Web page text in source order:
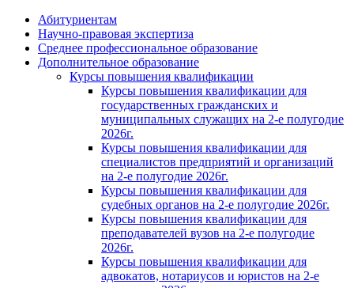
Абитуриентам
Научно-правовая экспертиза
Cреднее профессиональное образование
Дополнительное образование
Курсы повышения квалификации
Курсы повышения квалификации для
государственных гражданских и
муниципальных служащих на 2-е полугодие
2026г.
Курсы повышения квалификации для
специалистов предприятий и организаций
на 2-е полугодие 2026г.
Курсы повышения квалификации для
судебных органов на 2-е полугодие 2026г.
Курсы повышения квалификации для
преподавателей вузов на 2-е полугодие
2026г.
Курсы повышения квалификации для
адвокатов, нотариусов и юристов на 2-е